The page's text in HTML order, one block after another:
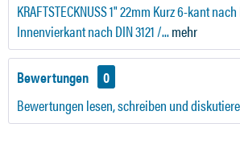
KRAFTSTECKNUSS 1" 22mm Kurz 6-kant
Innenvierkant nach DIN 3121 /...mehr
Bewertungen
0
Bewertungen lesen, schreiben und